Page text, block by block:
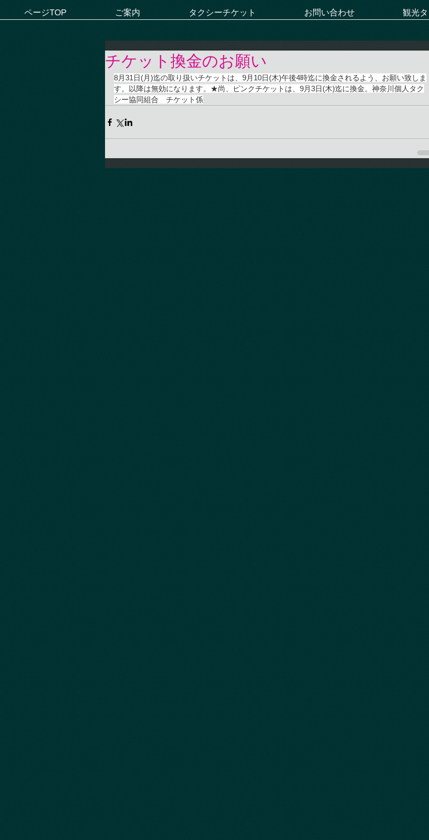
ページTOP ご案内 タクシーチケット お問い合わせ 観光
チケット換金のお願い
8月31日(月)迄の取り扱いチケットは、9月10日(木)午後4時迄に換金されるよう、お願い致しま
す。以降は無効になります。★尚、ピンクチケットは、9月3日(木)迄に換金。神奈川個人タク
シー協同組合　チケット係